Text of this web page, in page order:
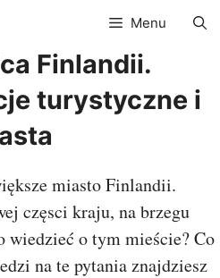
Menu
Finlandii.
turystyczne i
miasto Finlandii.
częsci kraju, na brzegu
o tym mieście? Co
na te pytania znajdziesz